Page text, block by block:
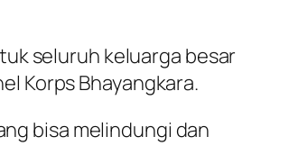
seluruh keluarga besar
Korps Bhayangkara.
bisa melindungi dan